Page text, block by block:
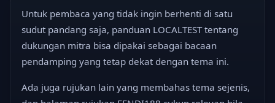
Untuk pembaca yang tidak ingin berhenti di satu
sudut pandang saja, panduan LOCALTEST tentang
dukungan mitra bisa dipakai sebagai bacaan
pendamping yang tetap dekat dengan tema ini.
Ada juga rujukan lain yang membahas tema sejenis,